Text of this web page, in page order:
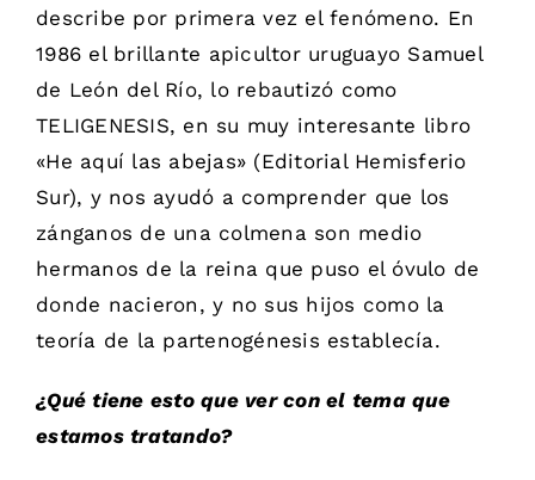
describe por primera vez el fenómeno. En
1986 el brillante apicultor uruguayo Samuel
de León del Río, lo rebautizó como
TELIGENESIS, en su muy interesante libro
«He aquí las abejas» (Editorial Hemisferio
Sur), y nos ayudó a comprender que los
zánganos de una colmena son medio
hermanos de la reina que puso el óvulo de
donde nacieron, y no sus hijos como la
teoría de la partenogénesis establecía.
¿Qué tiene esto que ver con el tema que
estamos tratando?